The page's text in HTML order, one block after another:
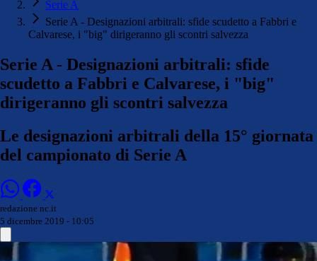
Serie A
Serie A - Designazioni arbitrali: sfide scudetto a Fabbri e
Calvarese, i "big" dirigeranno gli scontri salvezza
Serie A - Designazioni arbitrali: sfide
scudetto a Fabbri e Calvarese, i "big"
dirigeranno gli scontri salvezza
Le designazioni arbitrali della 15° giornata
del campionato di Serie A
redazione nc.it
5 dicembre 2019 - 10:05